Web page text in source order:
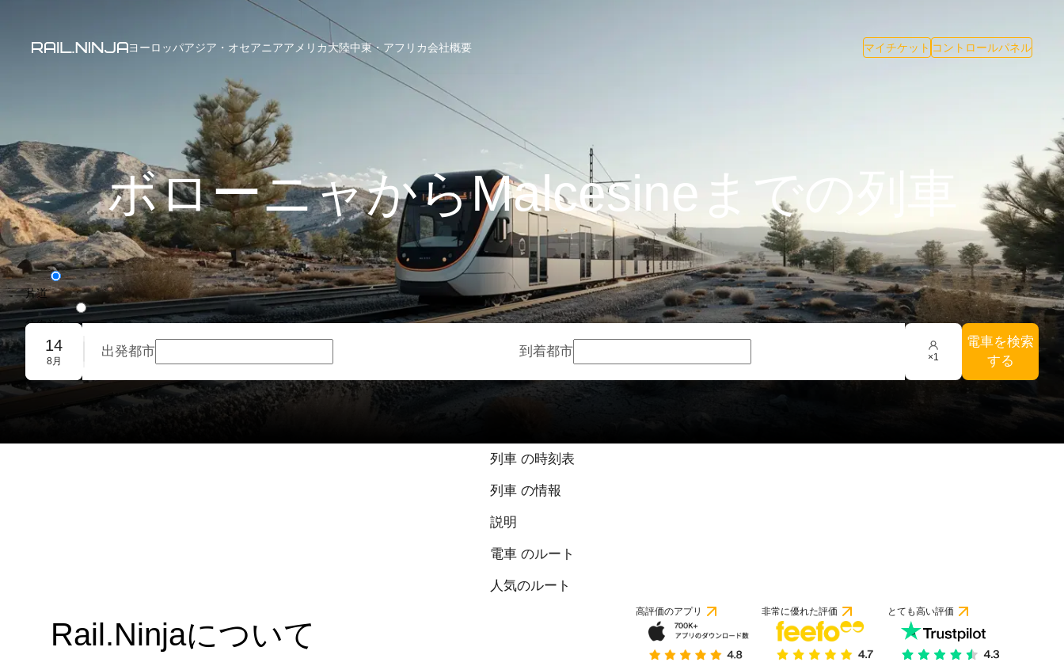
ヨーロッパアジア・オセアニアアメリカ大陸中東・アフリカ会社概要 マイチケット コントロールパネル
ボローニャからMalcesineまでの列車
片道
往復旅行
団体予約
14
8月
出発都市 到着都市 ×1
電車を検索
する
列車 の時刻表
列車 の情報
説明
電車 のルート
人気のルート
Rail.Ninjaについて
高評価のアプリ 非常に優れた評価 とても高い評価